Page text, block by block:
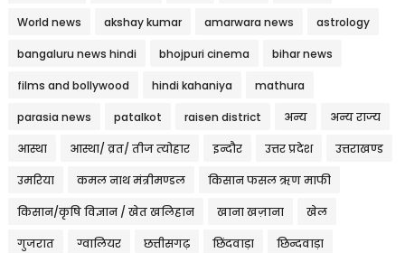
World news akshay kumar amarwara news astrology
bangaluru news hindi bhojpuri cinema bihar news
films and bollywood hindi kahaniya mathura
parasia news patalkot raisen district अन्य अन्य राज्य
आस्था आस्था/ व्रत/ तीज त्‍योहार इन्दौर उत्तर प्रदेश उत्तराखण्ड
उमरिया कमल नाथ मंत्रीमण्डल किसान फसल ऋण माफी
किसान/कृषि विज्ञान / खेत खलिहान खाना खज़ाना खेल
गुजरात ग्वालियर छत्तीसगढ़ छिंदवाड़ा छिन्दवाड़ा